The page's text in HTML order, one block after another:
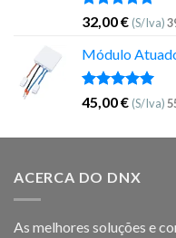
Avaliação
5.00
de 5
32,00€ (S/Iva)
Módulo
Avaliação
5.00
de 5
45,00€ (S/Iva)
ACERCA DO DNX
As melhores soluções e